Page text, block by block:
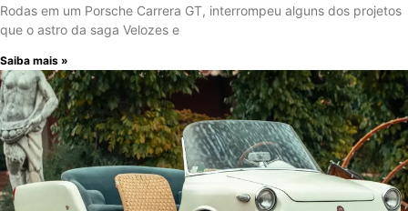
Rodas em um Porsche Carrera GT, interrompeu alguns dos projetos
que o astro da saga Velozes e
Saiba mais »